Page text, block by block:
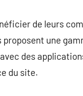
de leurs
une
des
du site.